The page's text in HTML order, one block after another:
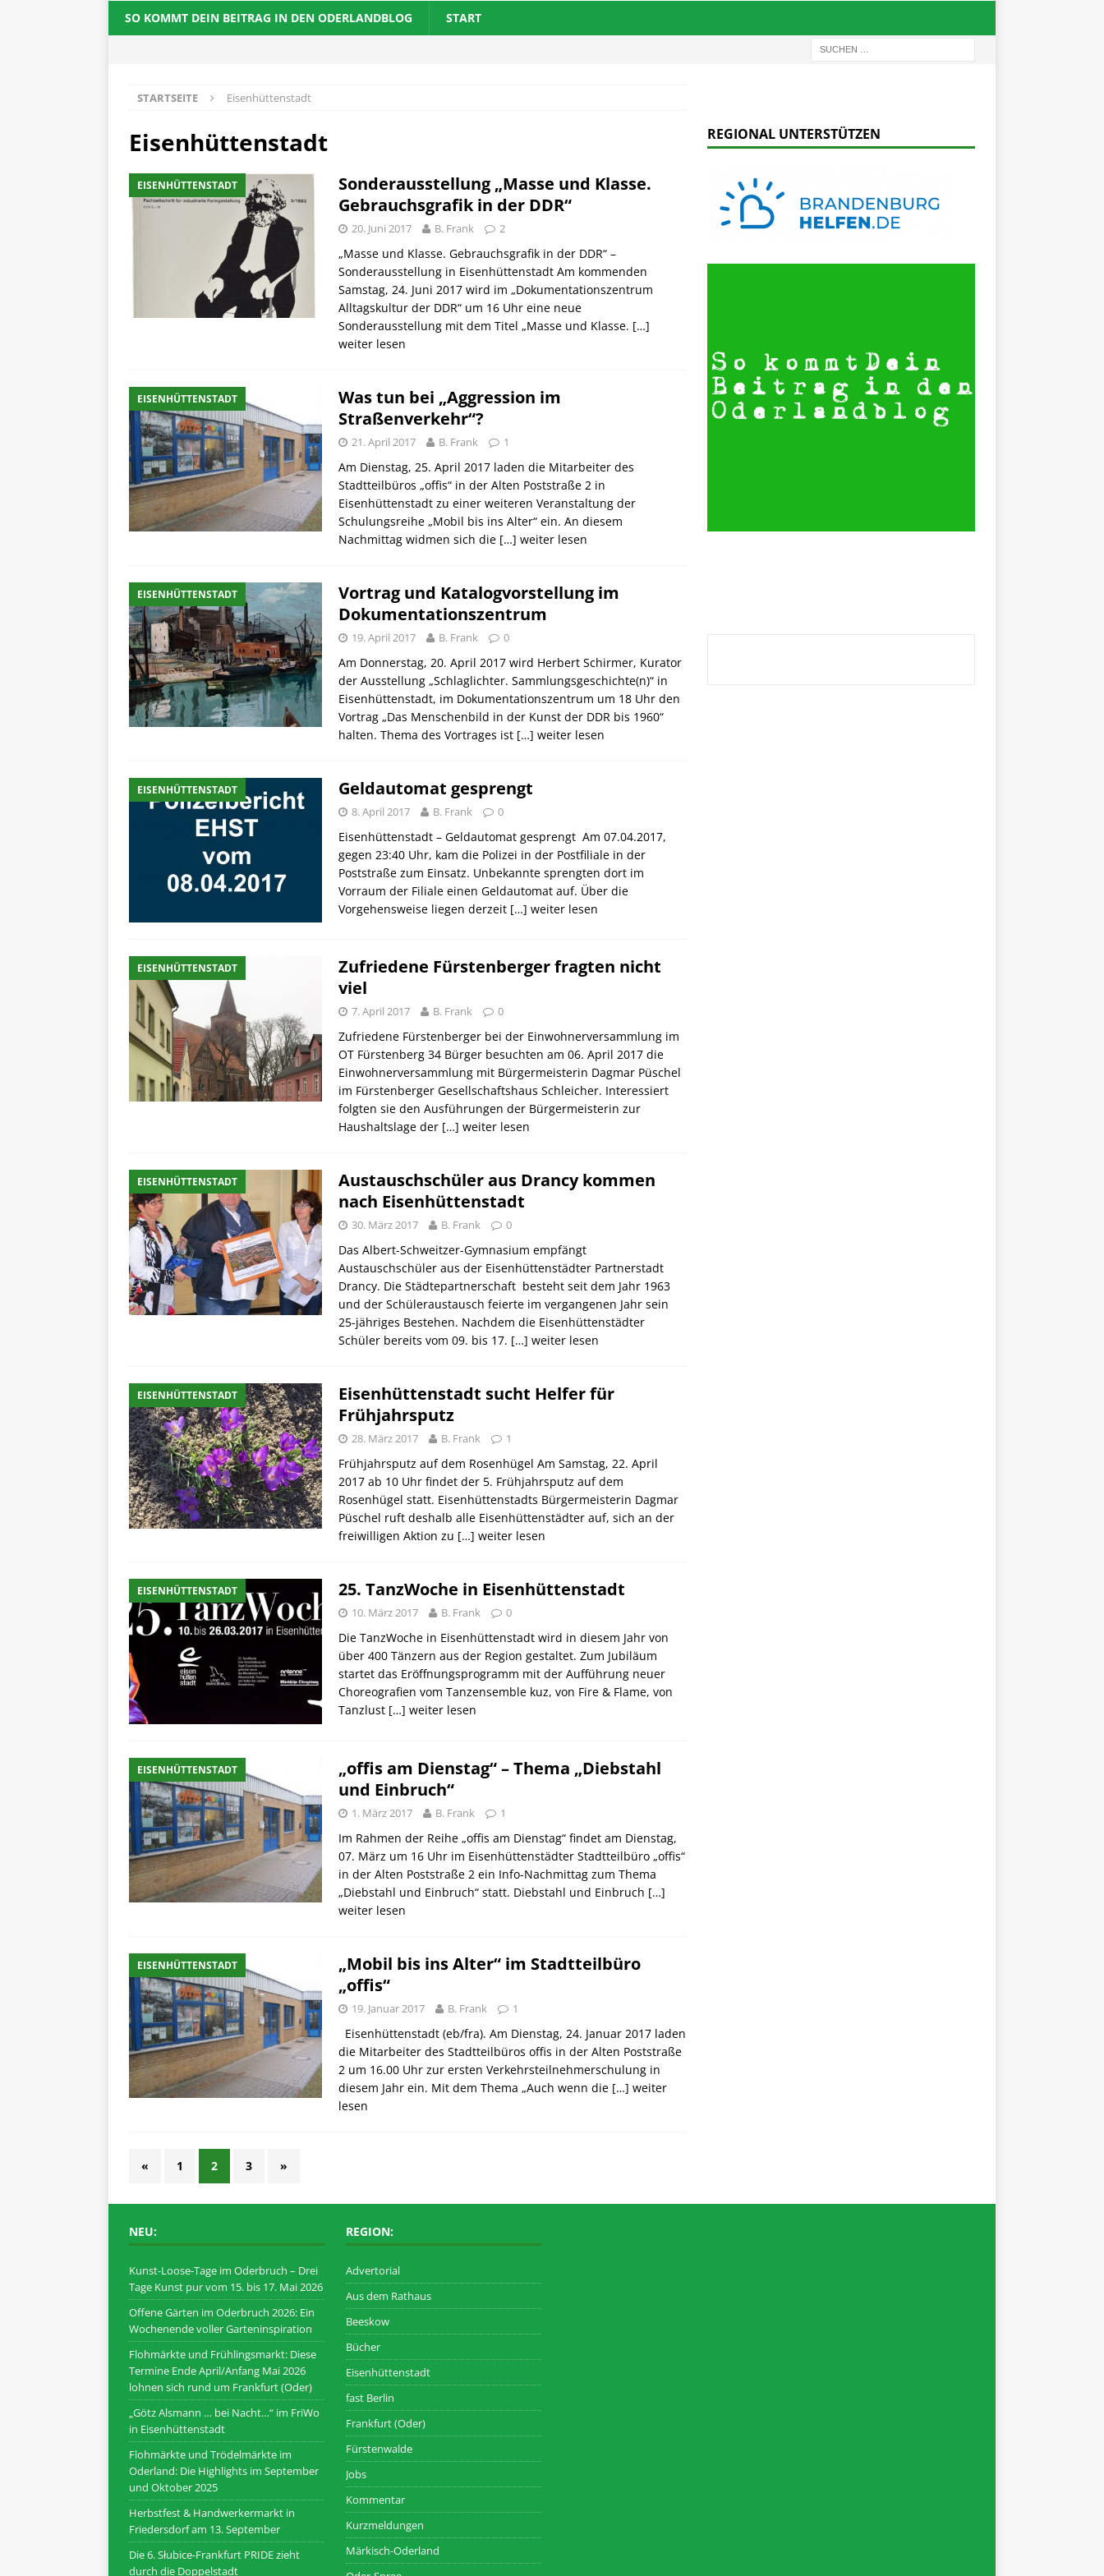
SO KOMMT DEIN BEITRAG IN DEN ODERLANDBLOG START
STARTSEITE Eisenhüttenstadt
Eisenhüttenstadt
EISENHÜTTENSTADT
Sonderausstellung „Masse und Klasse.
Gebrauchsgrafik in der DDR“
20. Juni 2017 B. Frank 2
„Masse und Klasse. Gebrauchsgrafik in der DDR“ –
Sonderausstellung in Eisenhüttenstadt Am kommenden
Samstag, 24. Juni 2017 wird im „Dokumentationszentrum
Alltagskultur der DDR“ um 16 Uhr eine neue
Sonderausstellung mit dem Titel „Masse und Klasse. […]
weiter lesen
EISENHÜTTENSTADT
Was tun bei „Aggression im
Straßenverkehr“?
21. April 2017 B. Frank 1
Am Dienstag, 25. April 2017 laden die Mitarbeiter des
Stadtteilbüros „offis“ in der Alten Poststraße 2 in
Eisenhüttenstadt zu einer weiteren Veranstaltung der
Schulungsreihe „Mobil bis ins Alter“ ein. An diesem
Nachmittag widmen sich die […] weiter lesen
EISENHÜTTENSTADT
Vortrag und Katalogvorstellung im
Dokumentationszentrum
19. April 2017 B. Frank 0
Am Donnerstag, 20. April 2017 wird Herbert Schirmer, Kurator
der Ausstellung „Schlaglichter. Sammlungsgeschichte(n)“ in
Eisenhüttenstadt, im Dokumentationszentrum um 18 Uhr den
Vortrag „Das Menschenbild in der Kunst der DDR bis 1960“
halten. Thema des Vortrages ist […] weiter lesen
EISENHÜTTENSTADT Geldautomat gesprengt
8. April 2017 B. Frank 0
Eisenhüttenstadt – Geldautomat gesprengt Am 07.04.2017,
gegen 23:40 Uhr, kam die Polizei in der Postfiliale in der
Poststraße zum Einsatz. Unbekannte sprengten dort im
Vorraum der Filiale einen Geldautomat auf. Über die
Vorgehensweise liegen derzeit […] weiter lesen
EISENHÜTTENSTADT
Zufriedene Fürstenberger fragten nicht
viel
7. April 2017 B. Frank 0
Zufriedene Fürstenberger bei der Einwohnerversammlung im
OT Fürstenberg 34 Bürger besuchten am 06. April 2017 die
Einwohnerversammlung mit Bürgermeisterin Dagmar Püschel
im Fürstenberger Gesellschaftshaus Schleicher. Interessiert
folgten sie den Ausführungen der Bürgermeisterin zur
Haushaltslage der […] weiter lesen
EISENHÜTTENSTADT
Austauschschüler aus Drancy kommen
nach Eisenhüttenstadt
30. März 2017 B. Frank 0
Das Albert-Schweitzer-Gymnasium empfängt
Austauschschüler aus der Eisenhüttenstädter Partnerstadt
Drancy. Die Städtepartnerschaft besteht seit dem Jahr 1963
und der Schüleraustausch feierte im vergangenen Jahr sein
25-jähriges Bestehen. Nachdem die Eisenhüttenstädter
Schüler bereits vom 09. bis 17. […] weiter lesen
EISENHÜTTENSTADT
Eisenhüttenstadt sucht Helfer für
Frühjahrsputz
28. März 2017 B. Frank 1
Frühjahrsputz auf dem Rosenhügel Am Samstag, 22. April
2017 ab 10 Uhr findet der 5. Frühjahrsputz auf dem
Rosenhügel statt. Eisenhüttenstadts Bürgermeisterin Dagmar
Püschel ruft deshalb alle Eisenhüttenstädter auf, sich an der
freiwilligen Aktion zu […] weiter lesen
EISENHÜTTENSTADT 25. TanzWoche in Eisenhüttenstadt
10. März 2017 B. Frank 0
Die TanzWoche in Eisenhüttenstadt wird in diesem Jahr von
über 400 Tänzern aus der Region gestaltet. Zum Jubiläum
startet das Eröffnungsprogramm mit der Aufführung neuer
Choreografien vom Tanzensemble kuz, von Fire & Flame, von
Tanzlust […] weiter lesen
EISENHÜTTENSTADT
„offis am Dienstag“ – Thema „Diebstahl
und Einbruch“
1. März 2017 B. Frank 1
Im Rahmen der Reihe „offis am Dienstag“ findet am Dienstag,
07. März um 16 Uhr im Eisenhüttenstädter Stadtteilbüro „offis“
in der Alten Poststraße 2 ein Info-Nachmittag zum Thema
„Diebstahl und Einbruch“ statt. Diebstahl und Einbruch […]
weiter lesen
EISENHÜTTENSTADT
„Mobil bis ins Alter“ im Stadtteilbüro
„offis“
19. Januar 2017 B. Frank 1
Eisenhüttenstadt (eb/fra). Am Dienstag, 24. Januar 2017 laden
die Mitarbeiter des Stadtteilbüros offis in der Alten Poststraße
2 um 16.00 Uhr zur ersten Verkehrsteilnehmerschulung in
diesem Jahr ein. Mit dem Thema „Auch wenn die […] weiter
lesen
« 1 2 3 »
REGIONAL UNTERSTÜTZEN
NEU:
Kunst-Loose-Tage im Oderbruch – Drei
Tage Kunst pur vom 15. bis 17. Mai 2026
Offene Gärten im Oderbruch 2026: Ein
Wochenende voller Garteninspiration
Flohmärkte und Frühlingsmarkt: Diese
Termine Ende April/Anfang Mai 2026
lohnen sich rund um Frankfurt (Oder)
„Götz Alsmann … bei Nacht…“ im FriWo
in Eisenhüttenstadt
Flohmärkte und Trödelmärkte im
Oderland: Die Highlights im September
und Oktober 2025
Herbstfest & Handwerkermarkt in
Friedersdorf am 13. September
Die 6. Słubice-Frankfurt PRIDE zieht
durch die Doppelstadt
REGION:
Advertorial
Aus dem Rathaus
Beeskow
Bücher
Eisenhüttenstadt
fast Berlin
Frankfurt (Oder)
Fürstenwalde
Jobs
Kommentar
Kurzmeldungen
Märkisch-Oderland